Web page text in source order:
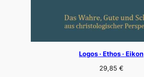
Logos · Ethos · Eikon
29,85 €